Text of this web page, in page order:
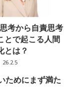
考から自責思考
とで起こる人間
とは？
26.2.5
ためにまず満た